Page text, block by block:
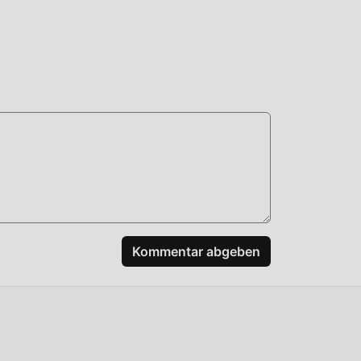
Kommentar abgeben